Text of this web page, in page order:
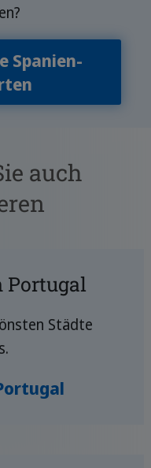
Spanien-
auch
Portugal
Städte